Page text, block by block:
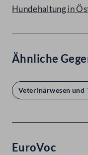
Hundehaltung in
Ähnliche
Veterinärwesen und
EuroVoc